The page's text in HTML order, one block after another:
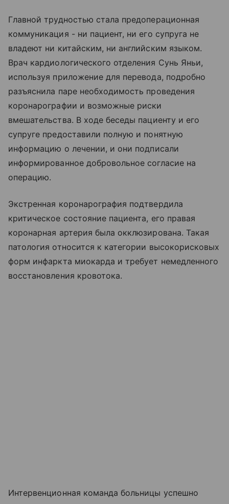
Главной трудностью стала предоперационная
коммуникация - ни пациент, ни его супруга не
владеют ни китайским, ни английским языком.
Врач кардиологического отделения Сунь Яньи,
используя приложение для перевода, подробно
разъяснила паре необходимость проведения
коронарографии и возможные риски
вмешательства. В ходе беседы пациенту и его
супруге предоставили полную и понятную
информацию о лечении, и они подписали
информированное добровольное согласие на
операцию.
Экстренная коронарография подтвердила
критическое состояние пациента, его правая
коронарная артерия была окклюзирована. Такая
патология относится к категории высокорисковых
форм инфаркта миокарда и требует немедленного
восстановления кровотока.
Интервенционная команда больницы успешно